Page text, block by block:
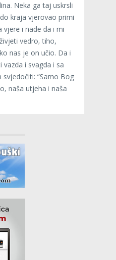
Neka ga taj uskrsli
kraja vjerovao primi
vjere i nade da i mi
vedro, tiho,
nas je on učio. Da i
i svagda i sa
“Samo Bog
naša utjeha i naša